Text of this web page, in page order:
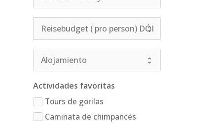
Actividades favoritas
Tours de gorilas
Caminata de chimpancés